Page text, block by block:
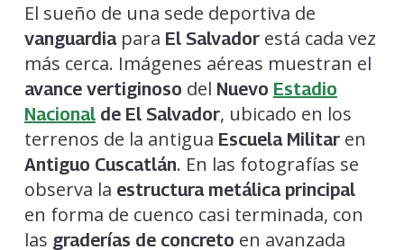
El sueño de una sede deportiva de
vanguardiapara El Salvadorestá cada vez
más cerca. Imágenes aéreas muestran el
avance vertiginoso del Nuevo Estadio
Nacionalde El Salvador, ubicado en los
terrenos de la antigua Escuela Militaren
Antiguo Cuscatlán. En las fotografías se
observa la estructura metálica principal
en forma de cuenco casi terminada, con
las graderías de concreto en avanzada